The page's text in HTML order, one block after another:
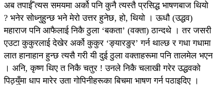
अब तपाईँ त्यस समयमा अर्को पनि कुनै त्यस्तै प्रसिद्ध भाषणबाज थियो
? भनेर सोध्नुहुन्छ भने मेरो उत्तर हुनेछ, हो, थियो । ऊधौ (उद्धव)
महाराज पनि आफैलाई निकै ठुला ‘बकता’ (वक्ता) ठान्दथे । तर जसरी
एउटा कुकुरलाई देखेर अर्को कुकुर ‘ङ्यारङुर’ गर्न थाल्छ र गधा गधामा
लात हानाहान हुन्छ त्यसै गरी यी दुई ठुला वक्ताहरूमा पनि तालमेल भएन
। अनि, कृष्ण थिए त निकै चतुर ! उनले निकै चलाखी गरेर उद्धवको
पिठ्युँमा धाप मारेर उता गोपिनीहरूका बिचमा भाषण गर्न पठाइदिए ।